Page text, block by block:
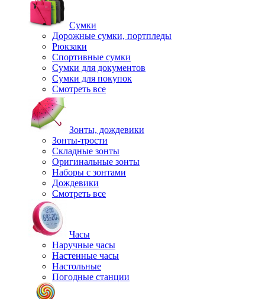
Сумки
Дорожные сумки, портпледы
Рюкзаки
Спортивные сумки
Сумки для документов
Сумки для покупок
Смотреть все
Зонты, дождевики
Зонты-трости
Складные зонты
Оригинальные зонты
Наборы с зонтами
Дождевики
Смотреть все
Часы
Наручные часы
Настенные часы
Настольные
Погодные станции